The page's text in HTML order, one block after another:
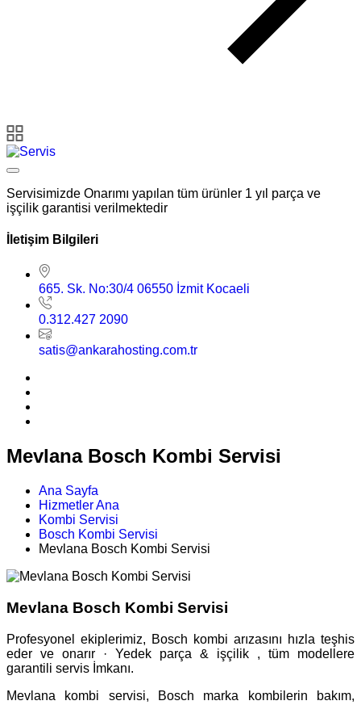
Servisimizde Onarımı yapılan tüm ürünler 1 yıl parça ve
işçilik garantisi verilmektedir
İletişim Bilgileri
665. Sk. No:30/4 06550 İzmit Kocaeli
0.312.427 2090
satis@ankarahosting.com.tr
Mevlana Bosch Kombi Servisi
Ana Sayfa
Hizmetler Ana
Kombi Servisi
Bosch Kombi Servisi
Mevlana Bosch Kombi Servisi
Mevlana Bosch Kombi Servisi
Profesyonel ekiplerimiz, Bosch kombi arızasını hızla teşhis
eder ve onarır · Yedek parça & işçilik , tüm modellere
garantili servis İmkanı.
Mevlana kombi servisi, Bosch marka kombilerin bakım,